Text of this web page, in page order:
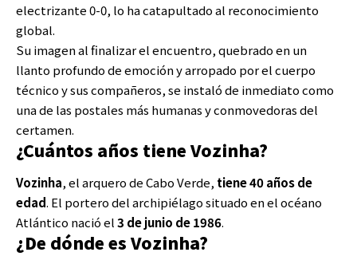
electrizante 0-0, lo ha catapultado al reconocimiento
global.
Su imagen al finalizar el encuentro, quebrado en un
llanto profundo de emoción y arropado por el cuerpo
técnico y sus compañeros, se instaló de inmediato como
una de las postales más humanas y conmovedoras del
certamen.
¿Cuántos años tiene Vozinha?
Vozinha, el arquero de Cabo Verde, tiene 40 años de
edad. El portero del archipiélago situado en el océano
Atlántico nació el3 de junio de 1986.
¿De dónde es Vozinha?